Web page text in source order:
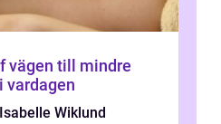
vardagen
Isabelle Wiklund